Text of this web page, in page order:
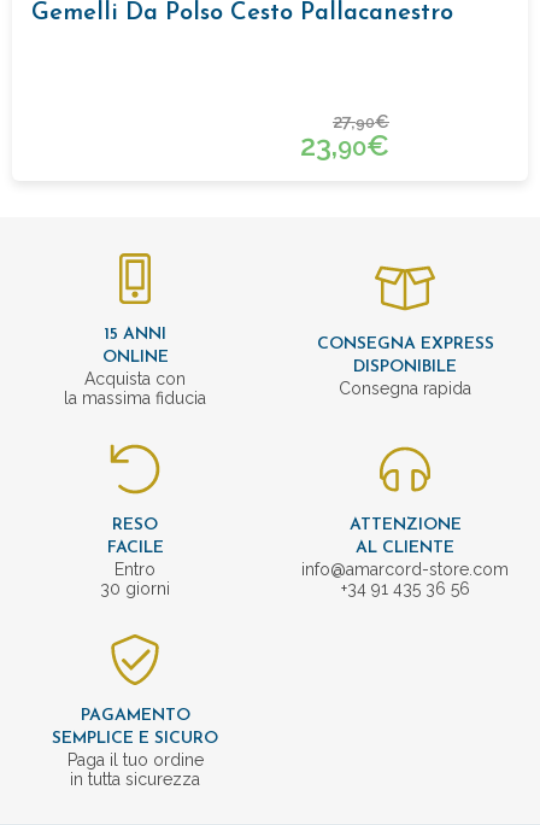
Gemelli Da Polso Cesto Pallacanestro
27,90€
23,90€
15 ANNI
ONLINE
Acquista con
la massima fiducia
CONSEGNA EXPRESS
DISPONIBILE
Consegna rapida
RESO
FACILE
Entro
30 giorni
ATTENZIONE
AL CLIENTE
info@amarcord-store.com
+34 91 435 36 56
PAGAMENTO
SEMPLICE E SICURO
Paga il tuo ordine
in tutta sicurezza